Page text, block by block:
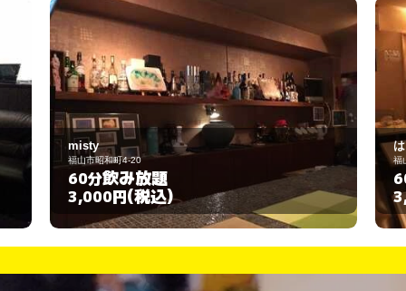
はっぴぃ 竹の子
福山市川口町3-24-11
60分
3,000円(税込)